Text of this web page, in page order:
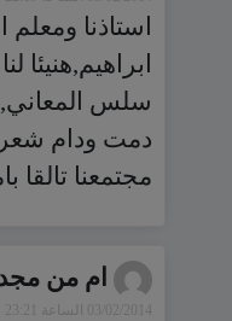
استاذنا ومعلم
سلس
دمت ودام
مجتمعنا تالقا
ام من
03/02/2014 الساعة 23:21